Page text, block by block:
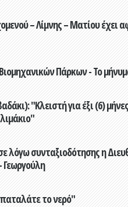
– Λίμνης – Ματίου έχει
Πάρκων - Το
"Κλειστή για έξι (6)
λόγω συνταξιοδότησης η
το νερό"